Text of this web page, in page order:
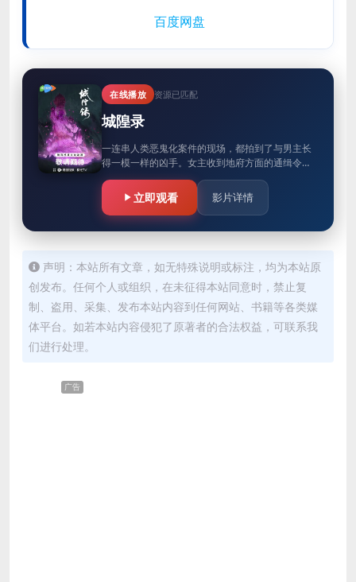
百度网盘
在线播放 资源已匹配
城隍录
一连串人类恶鬼化案件的现场，都拍到了与男主长
得一模一样的凶手。女主收到地府方面的通缉令，
将男主逮捕归案等待黑白无常审判。为洗脱罪名，
男主逼不得已用计胁迫女主一起…
立即观看 影片详情
声明：本站所有文章，如无特殊说明或标注，均为本站原
创发布。任何个人或组织，在未征得本站同意时，禁止复
制、盗用、采集、发布本站内容到任何网站、书籍等各类媒
体平台。如若本站内容侵犯了原著者的合法权益，可联系我
们进行处理。
广告